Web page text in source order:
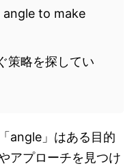
to make
策略を探してい
angle」はある目的
アプローチを見つけ